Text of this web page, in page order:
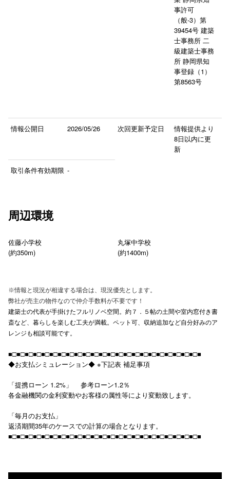
事許可
（般-3）第
39454号 建築
士事務所 二
級建築士事務
所 静岡県知
事登録（1）
第8563号
情報公開日 2026/05/26 次回更新予定日
情報提供より
8日以内に更
新
取引条件有効期限 -
周辺環境
佐藤小学校
(約350m)
丸塚中学校
(約1400m)
※情報と現況が相違する場合は、現況優先とします。
弊社が売主の物件なので仲介手数料が不要です！
建築士の代表が手掛けたフルリノベ空間。約７．５帖の土間や室内窓付き書
斎など、暮らしを楽しむ工夫が満載。ペット可、収納追加など自分好みのア
レンジも相談可能です。
■□■□■□■□■□■□■□■□■□■□■□■□■□■□■□■□■□■□■□■□■□■□■□■
◆お支払シミュレーション◆ ※下記表 補足事項
「提携ローン 1.2%」 参考ローン1.2％
各金融機関の金利変動やお客様の属性等により変動致します。
「毎月のお支払」
返済期間35年のケースでの計算の場合となります。
■□■□■□■□■□■□■□■□■□■□■□■□■□■□■□■□■□■□■□■□■□■□■□■